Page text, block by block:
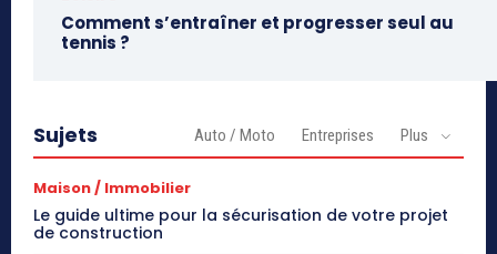
Comment s’entraîner et progresser seul au
tennis ?
Sujets Auto / Moto Entreprises Plus
Maison / Immobilier
Le guide ultime pour la sécurisation de votre projet
de construction